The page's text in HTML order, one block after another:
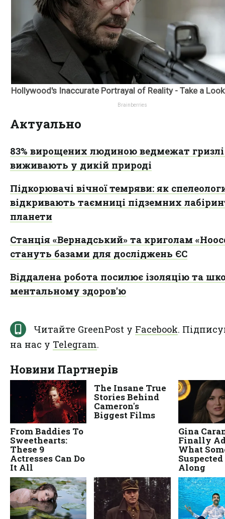
Актуально
83% вирощених людиною ведмежат
виживають у дикій природі
Підкорювачі вічної темряви: як
відкривають таємниці підземних
планети
Станція «Вернадський» та криголам
стануть базами для досліджень ЄС
Віддалена робота посилює ізоляцію та
ментальному здоров'ю
Читайте GreenPost у Facebook.
на нас у Telegram.